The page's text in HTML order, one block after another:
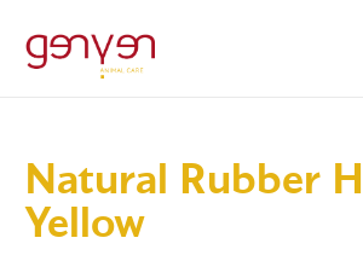
Natural Rubber
Yellow